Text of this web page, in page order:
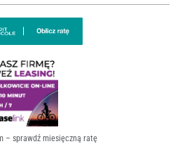
– sprawdź miesięczną ratę